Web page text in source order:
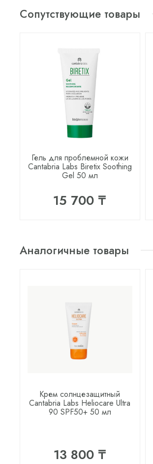
Сопутствующие товары
Гель для проблемной кожи
Cantabria Labs Biretix Soothing
Gel 50 мл
15 700 ₸
Аналогичные товары
Крем солнцезащитный
Cantabria Labs Heliocare Ultra
90 SPF50+ 50 мл
13 800 ₸